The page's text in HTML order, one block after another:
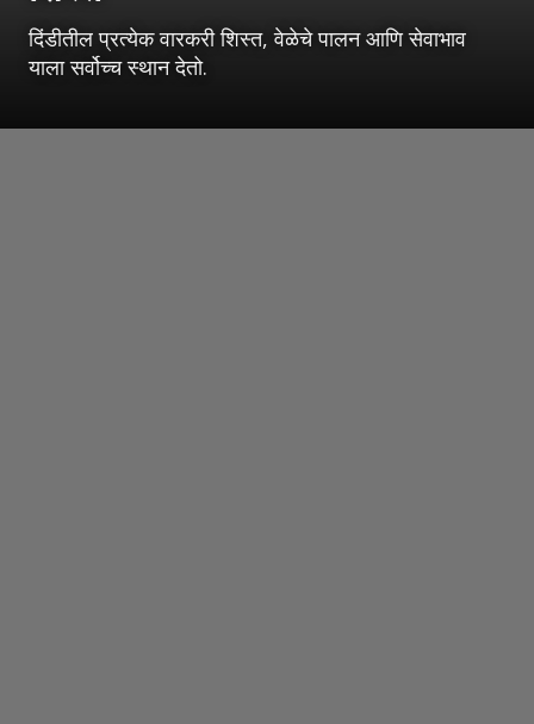
दिंडीतील प्रत्येक वारकरी शिस्त, वेळेचे पालन आणि सेवाभाव
याला सर्वोच्च स्थान देतो.